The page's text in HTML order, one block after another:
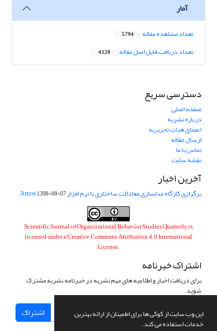
این وب سایت از کوکی ها برای اطمینان از ارائه بهترین
خدمات استفاده می کند.
آمار
تعداد مشاهده مقاله 5,794
تعداد دریافت فایل اصل مقاله 4,120
دسترسی سریع
صفحه اصلی
درباره نشریه
اعضای هیات تحریریه
ارسال مقاله
تماس با ما
نقشه سایت
آخرین اخبار
برگزاری کارگاه مدلسازی معادلات ساختاری با نرم افزار Amos1398-08-07
Scientific Journal of Organizational Behavior Studies Quarterly is
licensed under aCreative Commons Attribution 4.0 International
License.
اشتراک خبرنامه
برای دریافت اخبار و اطلاعیه های مهم نشریه در خبرنامه نشریه مشترک
شوید.
اشتراک